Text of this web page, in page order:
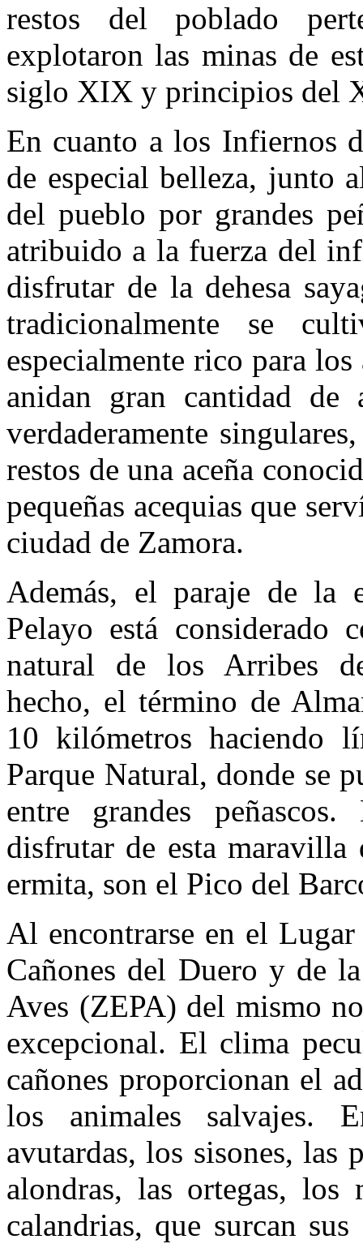
restos del poblado
explotaron las minas de
siglo XIX y principios del
En cuanto a los Infiernos
de especial belleza, junto
del pueblo por grandes
atribuido a la fuerza del
disfrutar de la dehesa
tradicionalmente se
especialmente rico para
anidan gran cantidad de
verdaderamente
restos de una aceña
pequeñas acequias que
ciudad de Zamora.
Además, el paraje de la
Pelayo está considerado
natural de los Arribes
hecho, el término de
10 kilómetros haciendo
Parque Natural, donde se
entre grandes
disfrutar de esta maravilla
ermita, son el Pico del
Al encontrarse en el
Cañones del Duero y de
Aves (ZEPA) del mismo
excepcional. El clima
cañones proporcionan el
los animales salvajes.
avutardas, los sisones, las
alondras, las ortegas, los
calandrias, que surcan